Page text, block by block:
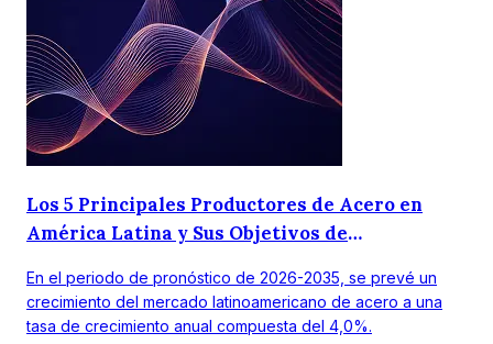
Los 5 Principales Productores de Acero en
América Latina y Sus Objetivos de
En el periodo de pronóstico de 2026-2035, se prevé un
crecimiento del mercado latinoamericano de acero a una
tasa de crecimiento anual compuesta del 4,0%.